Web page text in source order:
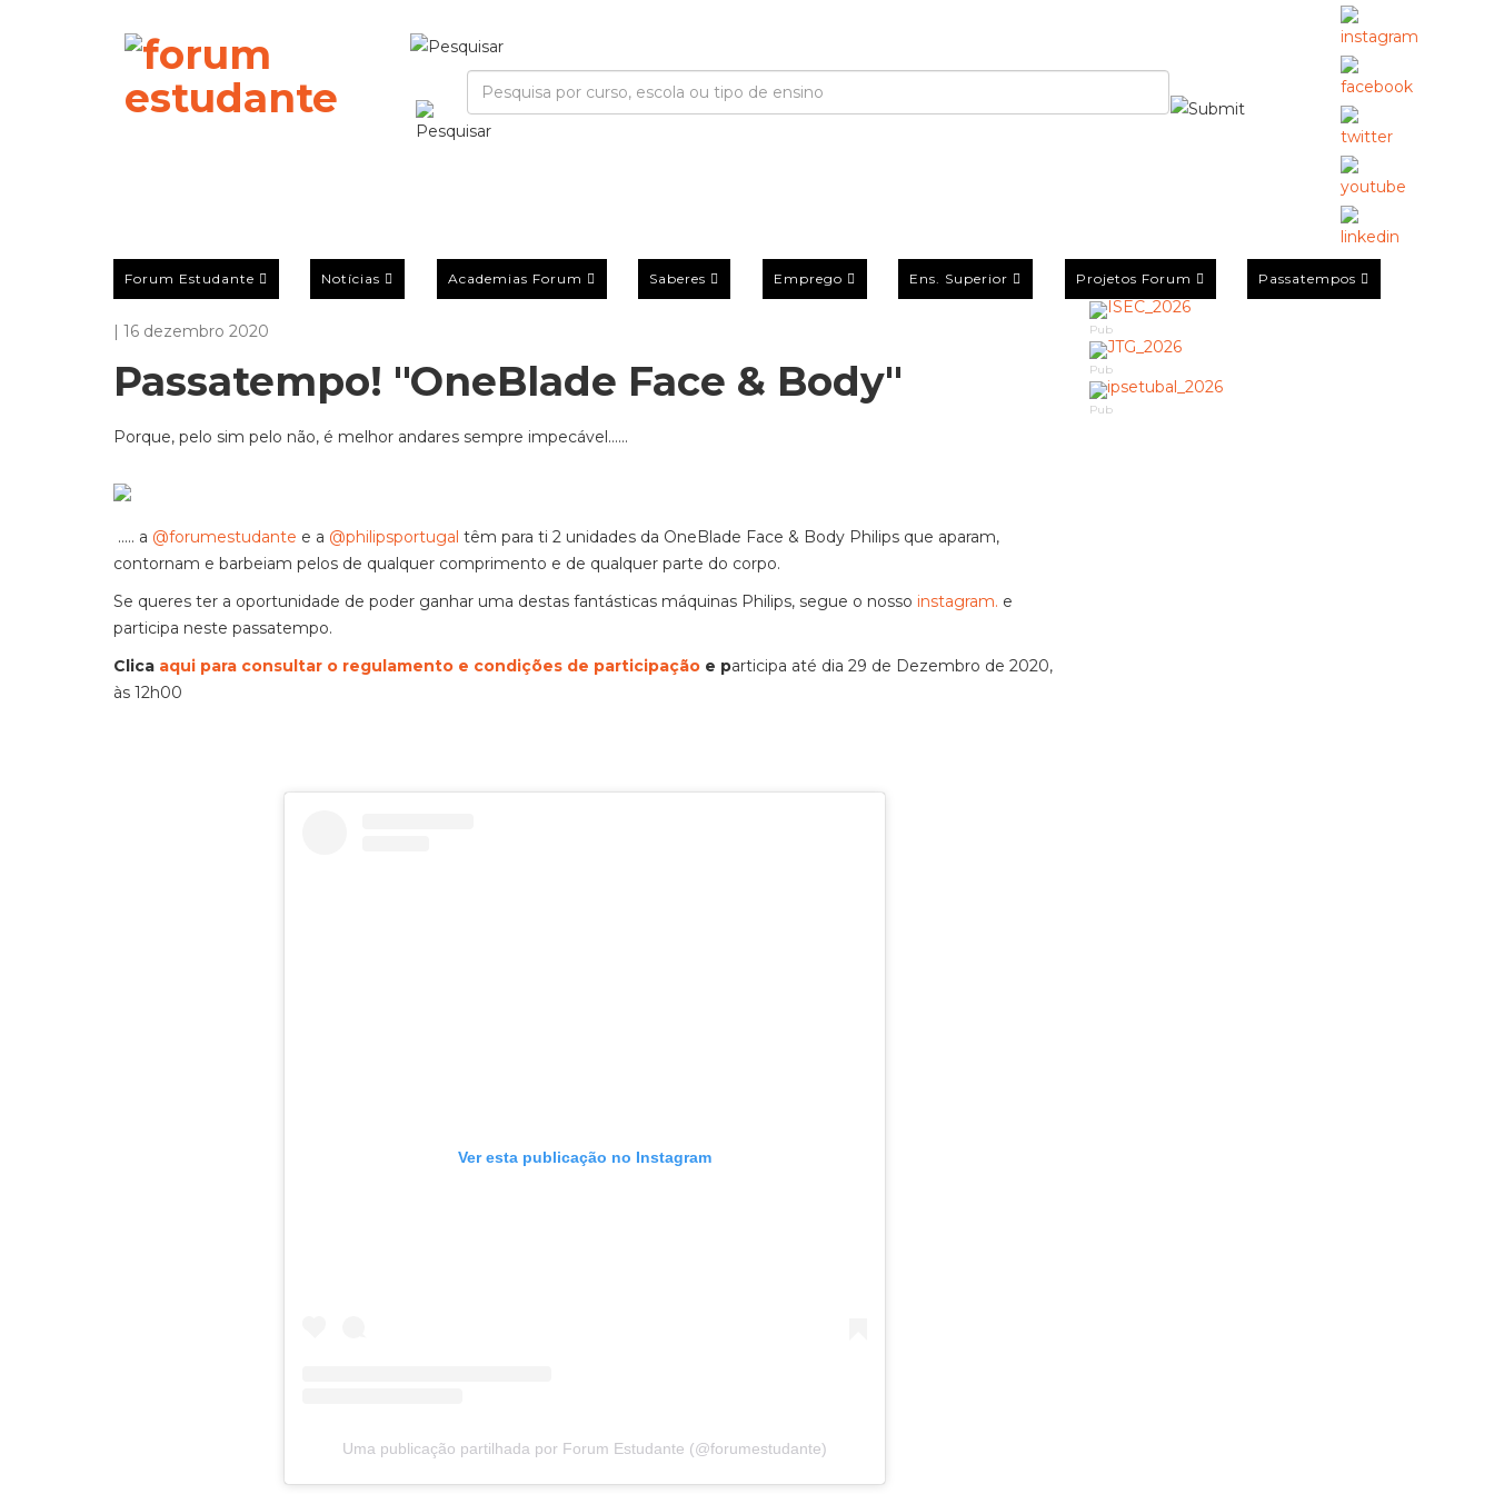
Forum Estudante Notícias Academias Forum Saberes Emprego Ens. Superior Projetos Forum Passatempos
| 16 dezembro 2020
Passatempo! "OneBlade Face & Body"
Porque, pelo sim pelo não, é melhor andares sempre impecável......
..... a @forumestudante e a @philipsportugal têm para ti 2 unidades da OneBlade Face & Body Philips que aparam,
contornam e barbeiam pelos de qualquer comprimento e de qualquer parte do corpo.
Se queres ter a oportunidade de poder ganhar uma destas fantásticas máquinas Philips, segue o nosso instagram. e
participa neste passatempo.
Clica aqui para consultar o regulamento e condições de participação e participa até dia 29 de Dezembro de 2020,
às 12h00
Ver esta publicação no Instagram
Uma publicação partilhada por Forum Estudante (@forumestudante)
Pub
Pub
Pub